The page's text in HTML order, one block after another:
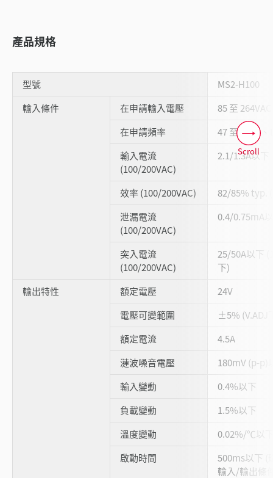
產品規格
型號
MS2-H100
輸入條件
在申請輸入電壓
85 至
在申請頻率
47 至 63Hz、
輸入電流
(100/200VAC)
2.1/1.3A以下
效率 (100/200VAC)
82/85% typ.
泄漏電流
(100/200VAC)
0.4/0.75mA
突入電流
(100/200VAC)
25/50A以下
下)
輸出特性
額定電壓
24V
電壓可變範圍
±5% (V.ADJ
額定電流
4.5A
漣波噪音電壓
180mV (p-p)
輸入變動
0.4%以下
負載變動
1.5%以下
溫度變動
0.02%/℃以
啟動時間
500ms以下 (
輸入/輸出條
Scroll